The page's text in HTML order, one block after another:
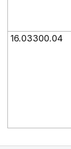
16.03300.04